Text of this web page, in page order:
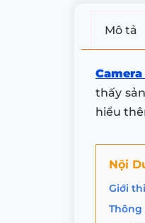
Mô tả
thấy
hiểu
Nội
Giới
Thông